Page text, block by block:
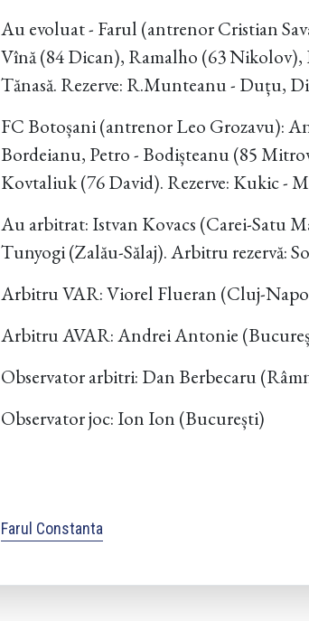
Au evoluat - Farul (antrenor Cristian
Vînă (84 Dican), Ramalho (63 Nikolov),
Tănasă. Rezerve: R.Munteanu - Duțu,
FC Botoșani (antrenor Leo Grozavu):
Bordeianu, Petro - Bodișteanu (85
Kovtaliuk (76 David). Rezerve: Kukic -
Au arbitrat: Istvan Kovacs (Carei-Satu
Tunyogi (Zalău-Sălaj). Arbitru rezervă:
Arbitru VAR: Viorel Flueran (Cluj-
Arbitru AVAR: Andrei Antonie
Observator arbitri: Dan Berbecaru
Observator joc: Ion Ion (București)
Farul Constanta